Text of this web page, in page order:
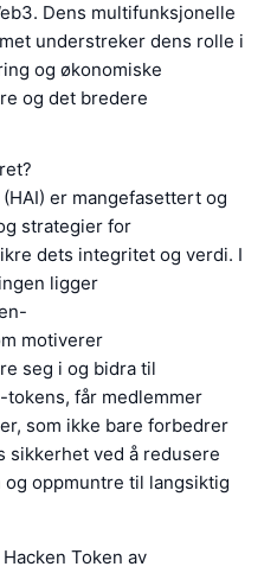
Dens multifunksjonelle
understreker dens rolle i
og økonomiske
og det bredere
er mangefasettert og
strategier for
dets integritet og verdi. I
ligger
motiverer
seg i og bidra til
tokens, får medlemmer
som ikke bare forbedrer
sikkerhet ved å redusere
oppmuntre til langsiktig
Token av